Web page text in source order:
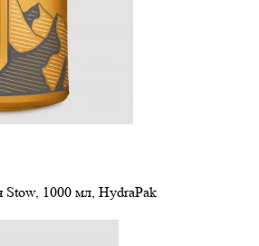
Stow, 1000 мл, HydraPak